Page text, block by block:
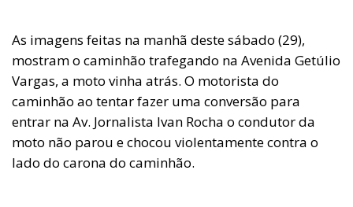
As imagens feitas na manhã deste sábado (29),
mostram o caminhão trafegando na Avenida Getúlio
Vargas, a moto vinha atrás. O motorista do
caminhão ao tentar fazer uma conversão para
entrar na Av. Jornalista Ivan Rocha o condutor da
moto não parou e chocou violentamente contra o
lado do carona do caminhão.